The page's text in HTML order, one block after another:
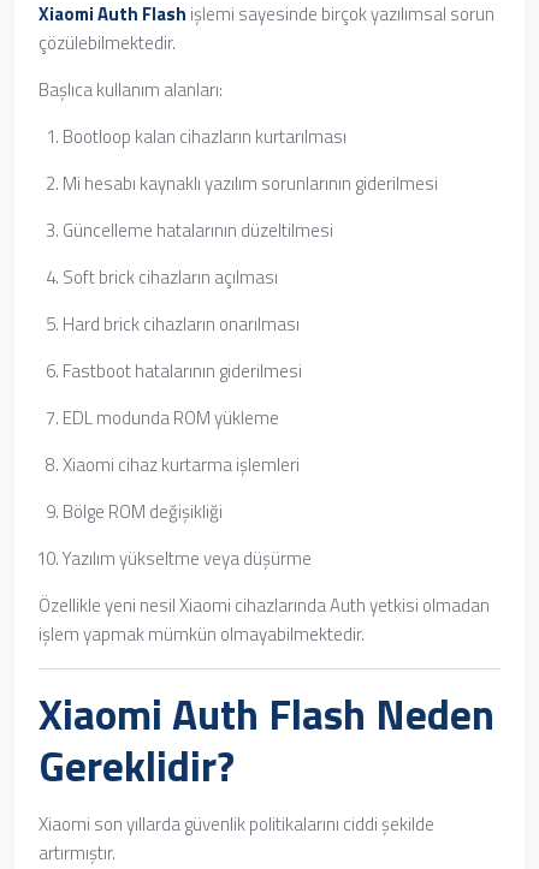
Xiaomi Auth Flash işlemi sayesinde birçok yazılımsal sorun
çözülebilmektedir.
Başlıca kullanım alanları:
Bootloop kalan cihazların kurtarılması
Mi hesabı kaynaklı yazılım sorunlarının giderilmesi
Güncelleme hatalarının düzeltilmesi
Soft brick cihazların açılması
Hard brick cihazların onarılması
Fastboot hatalarının giderilmesi
EDL modunda ROM yükleme
Xiaomi cihaz kurtarma işlemleri
Bölge ROM değişikliği
Yazılım yükseltme veya düşürme
Özellikle yeni nesil Xiaomi cihazlarında Auth yetkisi olmadan
işlem yapmak mümkün olmayabilmektedir.
Xiaomi Auth Flash Neden
Gereklidir?
Xiaomi son yıllarda güvenlik politikalarını ciddi şekilde
artırmıştır.